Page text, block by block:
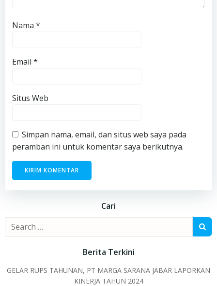
Nama *
Email *
Situs Web
Simpan nama, email, dan situs web saya pada
peramban ini untuk komentar saya berikutnya.
Cari
Search
for:
Berita Terkini
GELAR RUPS TAHUNAN, PT MARGA SARANA JABAR LAPORKAN
KINERJA TAHUN 2024